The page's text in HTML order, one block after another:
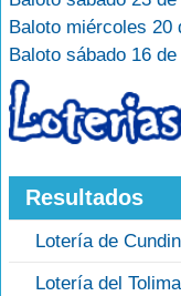
Baloto miércoles 20
Baloto sábado 16
Resultados
Lotería de
Lotería del